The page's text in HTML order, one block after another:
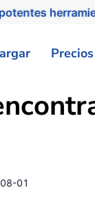
Precios
01